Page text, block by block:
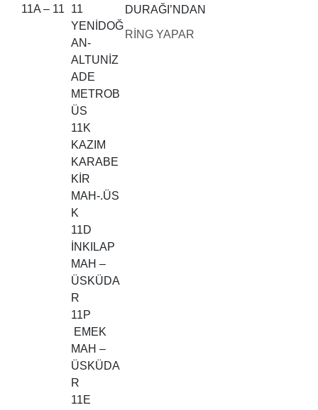
11A – 11
DURAĞI’NDAN
RİNG YAPAR
11
YENİDOĞ
AN-
ALTUNİZ
ADE
METROB
ÜS
11K
KAZIM
KARABE
KİR
MAH-.ÜS
K
11D
İNKILAP
MAH –
ÜSKÜDA
R
11P
EMEK
MAH –
ÜSKÜDA
R
11E